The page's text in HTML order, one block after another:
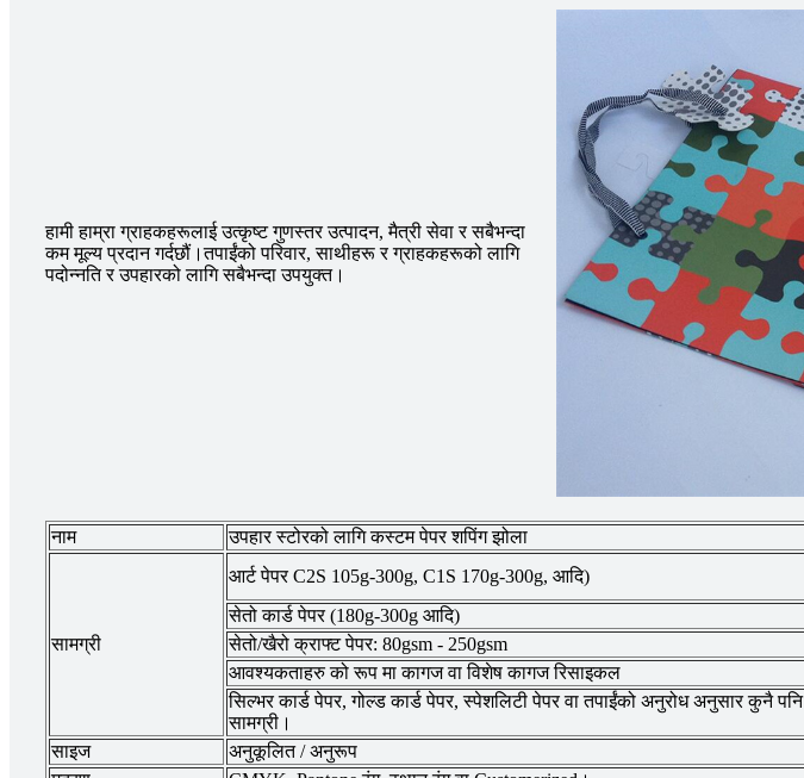
हामी हाम्रा ग्राहकहरूलाई उत्कृष्ट गुणस्तर उत्पादन, मैत्री सेवा र सबैभन्दा
कम मूल्य प्रदान गर्दछौं।तपाईंको परिवार, साथीहरू र ग्राहकहरूको लागि
पदोन्नति र उपहारको लागि सबैभन्दा उपयुक्त।
नाम उपहार स्टोरको लागि कस्टम पेपर शपिंग झोला
सामग्री
आर्ट पेपर C2S 105g-300g, C1S 170g-300g, आदि)
सेतो कार्ड पेपर (180g-300g आदि)
सेतो/खैरो क्राफ्ट पेपर: 80gsm - 250gsm
आवश्यकताहरु को रूप मा कागज वा विशेष कागज रिसाइकल
सिल्भर कार्ड पेपर, गोल्ड कार्ड पेपर, स्पेशलिटी पेपर वा तपाईंको अनुरोध अनुसार कुनै पनि
सामग्री।
साइज
अनुकूलित / अनुरूप